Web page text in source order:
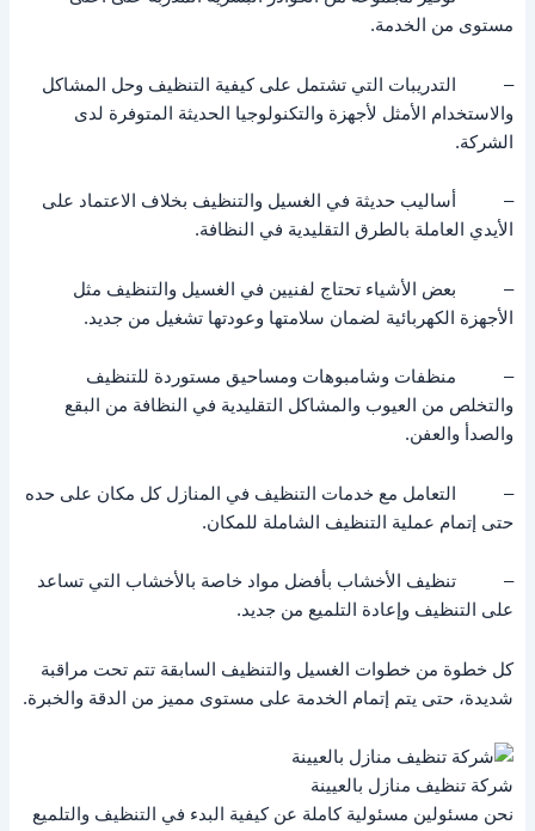
مستوى من الخدمة.
– التدريبات التي تشتمل على كيفية التنظيف وحل المشاكل
والاستخدام الأمثل لأجهزة والتكنولوجيا الحديثة المتوفرة لدى
الشركة.
– أساليب حديثة في الغسيل والتنظيف بخلاف الاعتماد على
الأيدي العاملة بالطرق التقليدية في النظافة.
– بعض الأشياء تحتاج لفنيين في الغسيل والتنظيف مثل
الأجهزة الكهربائية لضمان سلامتها وعودتها تشغيل من جديد.
– منظفات وشامبوهات ومساحيق مستوردة للتنظيف
والتخلص من العيوب والمشاكل التقليدية في النظافة من البقع
والصدأ والعفن.
– التعامل مع خدمات التنظيف في المنازل كل مكان على حده
حتى إتمام عملية التنظيف الشاملة للمكان.
– تنظيف الأخشاب بأفضل مواد خاصة بالأخشاب التي تساعد
على التنظيف وإعادة التلميع من جديد.
كل خطوة من خطوات الغسيل والتنظيف السابقة تتم تحت مراقبة
شديدة، حتى يتم إتمام الخدمة على مستوى مميز من الدقة والخبرة.
شركة تنظيف منازل بالعيينة
نحن مسئولين مسئولية كاملة عن كيفية البدء في التنظيف والتلميع